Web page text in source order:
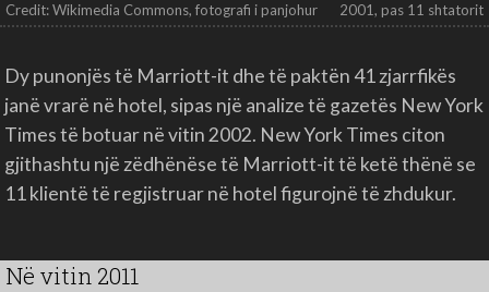
Credit: Wikimedia Commons, fotografi i panjohur 2001, pas 11 shtatorit
Dy punonjës të Marriott-it dhe të paktën 41 zjarrfikës
janë vrarë në hotel, sipas një analize të gazetës New York
Times të botuar në vitin 2002. New York Times citon
gjithashtu një zëdhënëse të Marriott-it të ketë thënë se
11 klientë të regjistruar në hotel figurojnë të zhdukur.
Në vitin 2011